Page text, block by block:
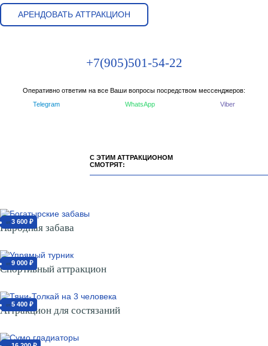
АРЕНДОВАТЬ АТТРАКЦИОН
+7(905)501-54-22
Оперативно ответим на все Ваши вопросы посредством мессенджеров:
Telegram
WhatsApp Viber
С ЭТИМ АТТРАКЦИОНОМ
СМОТРЯТ:
от 3 600 ₽
Народная забава
от 9 000 ₽
Спортивный аттракцион
от 5 400 ₽
Аттракцион для состязаний